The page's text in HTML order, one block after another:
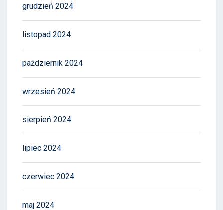
grudzień 2024
listopad 2024
październik 2024
wrzesień 2024
sierpień 2024
lipiec 2024
czerwiec 2024
maj 2024